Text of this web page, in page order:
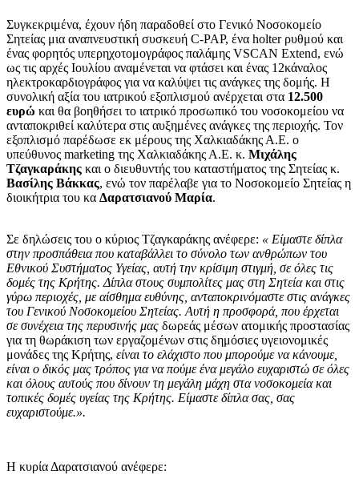
Συγκεκριμένα, έχουν ήδη παραδοθεί στο Γενικό Νοσοκομείο
Σητείας μια αναπνευστική συσκευή C-PAP, ένα holter ρυθμού και
ένας φορητός υπερηχοτομογράφος παλάμης VSCAN Extend, ενώ
ως τις αρχές Ιουλίου αναμένεται να φτάσει και ένας 12κάναλος
ηλεκτροκαρδιογράφος για να καλύψει τις ανάγκες της δομής. Η
συνολική αξία του ιατρικού εξοπλισμού ανέρχεται στα 12.500
ευρώ και θα βοηθήσει το ιατρικό προσωπικό του νοσοκομείου να
ανταποκριθεί καλύτερα στις αυξημένες ανάγκες της περιοχής. Τον
εξοπλισμό παρέδωσε εκ μέρους της Χαλκιαδάκης Α.Ε. ο
υπεύθυνος marketing της Χαλκιαδάκης Α.Ε. κ. Μιχάλης
Τζαγκαράκης και ο διευθυντής του καταστήματος της Σητείας κ.
Βασίλης Βάκκας, ενώ τον παρέλαβε για το Νοσοκομείο Σητείας η
διοικήτρια του κα Δαρατσιανού Μαρία.
Σε δηλώσεις του ο κύριος Τζαγκαράκης ανέφερε: « Είμαστε δίπλα
στην προσπάθεια που καταβάλλει το σύνολο των ανθρώπων του
Εθνικού Συστήματος Υγείας, αυτή την κρίσιμη στιγμή, σε όλες τις
δομές της Κρήτης. Δίπλα στους συμπολίτες μας στη Σητεία και στις
γύρω περιοχές, με αίσθημα ευθύνης, ανταποκρινόμαστε στις ανάγκες
του Γενικού Νοσοκομείου Σητείας. Αυτή η προσφορά, που έρχεται
σε συνέχεια της περυσινής μας δωρεάς μέσων ατομικής προστασίας
για τη θωράκιση των εργαζομένων στις δημόσιες υγειονομικές
μονάδες της Κρήτης, είναι το ελάχιστο που μπορούμε να κάνουμε,
είναι ο δικός μας τρόπος για να πούμε ένα μεγάλο ευχαριστώ σε όλες
και όλους αυτούς που δίνουν τη μεγάλη μάχη στα νοσοκομεία και
τοπικές δομές υγείας της Κρήτης. Είμαστε δίπλα σας, σας
ευχαριστούμε.».
Η κυρία Δαρατσιανού ανέφερε: